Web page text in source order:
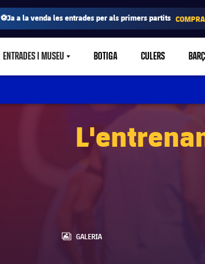
⚽Ja a la venda les entrades per als primers partits
ENTRADES I MUSEULABEL.SHARE.CARETDOWN
BOTIGA CULERS
LABEL.ARIA.GALLERY
GALERIA